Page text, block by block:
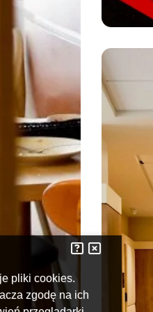
pliki cookies.
zgodę na ich